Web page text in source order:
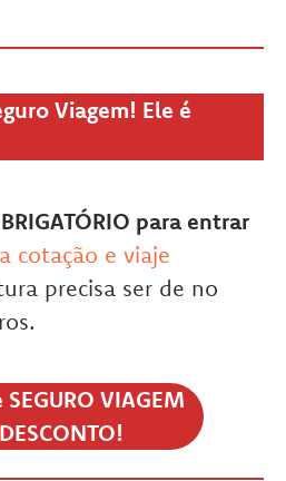
Viagem! Ele é
para entrar
cotação e viaje
precisa ser de no
VIAGEM